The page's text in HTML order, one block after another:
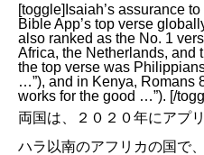
[toggle]Isaiah’s assurance
Bible App’s top verse
also ranked as the No. 1
Africa, the Netherlands, and
the top verse was
…”), and in Kenya, Romans
works for the good …”). [/
両国は、２０２０年にアプ
ハラ以南のアフリカの国で